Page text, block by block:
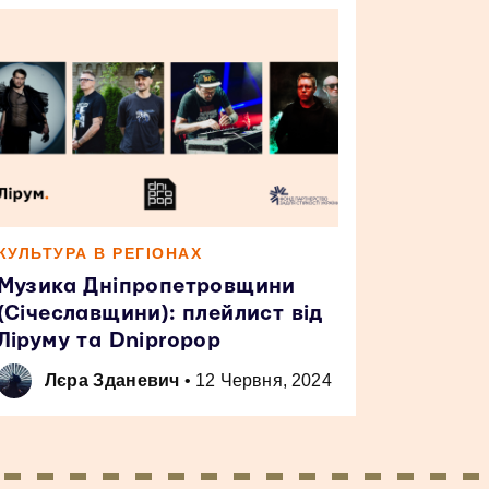
В РЕГІОНАХ
Дніпропетровщини
плейлист від
та Dnipropop
Лєра Зданевич • 12 Червня, 2024